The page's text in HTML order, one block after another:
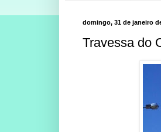
domingo, 31 de janeiro
Travessa do